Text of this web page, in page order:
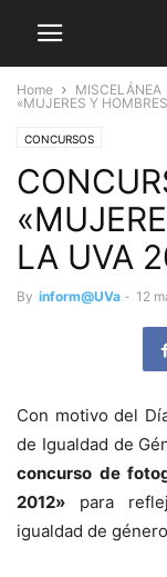
Home MISCELÁNEA
«MUJERES Y
CONCURSOS
LA UVA
By inform@UVa - 12
Con motivo del
de Igualdad de
concurso de
2012» para
igualdad de